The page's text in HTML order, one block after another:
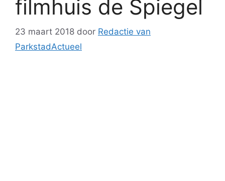
filmhuis de Spiegel
23 maart 2018 door Redactie van
ParkstadActueel